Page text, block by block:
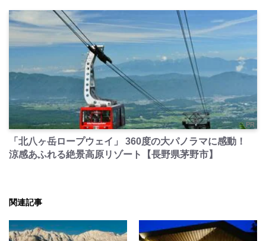
PR
「北八ヶ岳ロープウェイ」 360度の大パノラマに感動！
涼感あふれる絶景高原リゾート【長野県茅野市】
関連記事